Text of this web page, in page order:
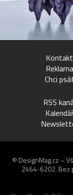
Kontakt
Reklama
Chci
RSS
© DesignMag.cz –
2464-6202. Bez